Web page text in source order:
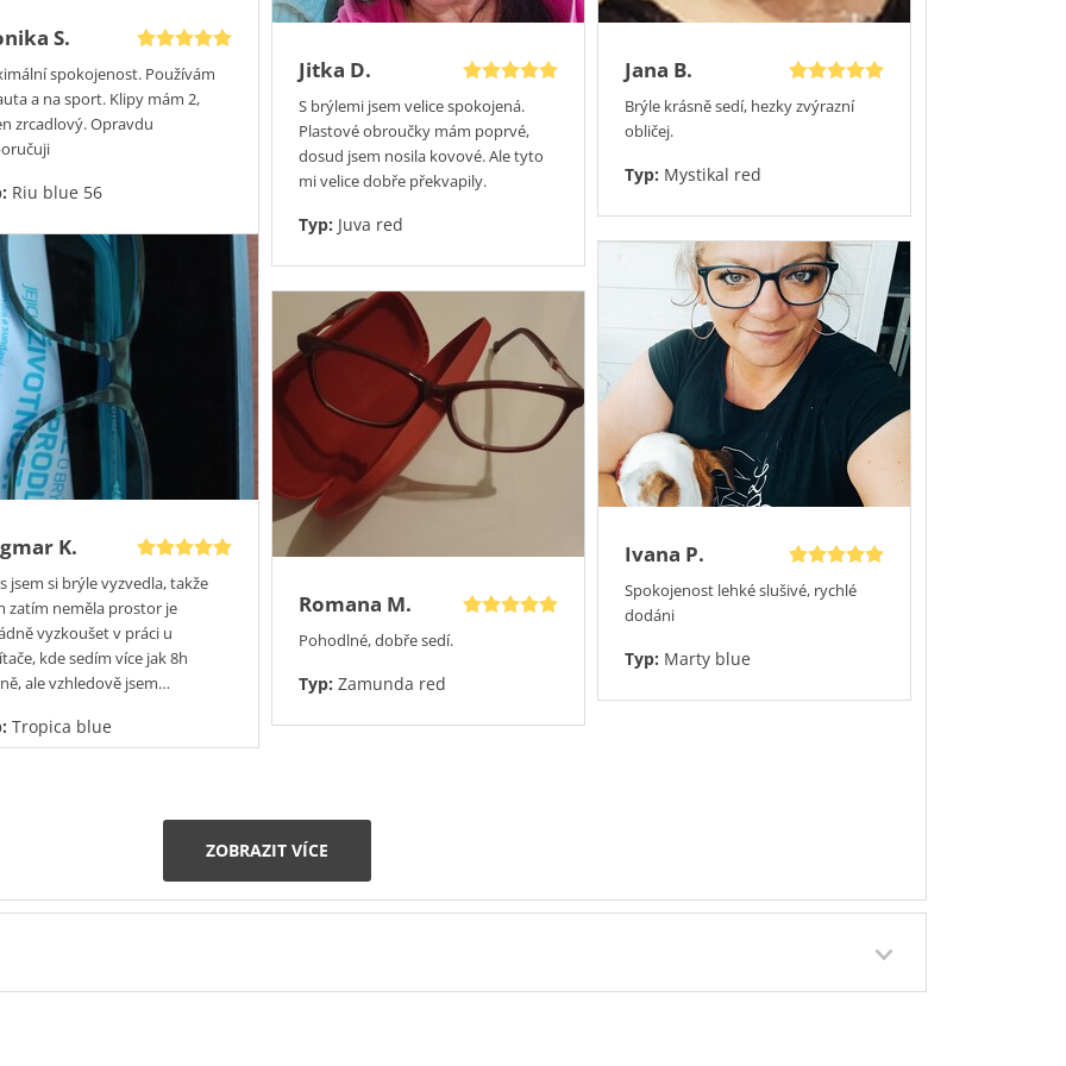
raději vyzkoušeli
si obratem
že u nás si slevu
do 10 dnů budete
S.
spokojenost. Používám
a na sport. Klipy mám 2,
zrcadlový. Opravdu
Riu blue 56
Jitka D.
S brýlemi jsem velice spokojená.
Plastové obroučky mám poprvé,
dosud jsem nosila kovové. Ale tyto
mi velice dobře překvapily.
Typ: Juva red
Jana B.
Brýle krásně sedí, hezky zvýrazní
obličej.
Typ: Mystikal red
K.
jsem si brýle vyzvedla, takže
zatím neměla prostor je
vyzkoušet v práci u
kde sedím více jak 8h
ale vzhledově jsem…
Tropica blue
Romana M.
Pohodlné, dobře sedí.
Typ: Zamunda red
Ivana P.
Spokojenost lehké slušivé, rychlé
dodáni
Typ: Marty blue
ZOBRAZIT VÍCE